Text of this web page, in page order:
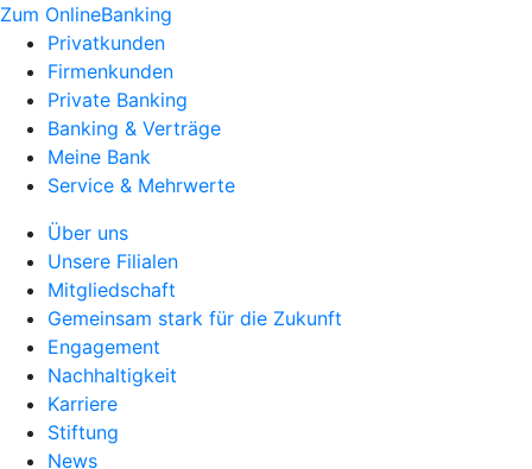
Zum OnlineBanking
Privatkunden
Firmenkunden
Private Banking
Banking & Verträge
Meine Bank
Service & Mehrwerte
Über uns
Unsere Filialen
Mitgliedschaft
Gemeinsam stark für die Zukunft
Engagement
Nachhaltigkeit
Karriere
Stiftung
News